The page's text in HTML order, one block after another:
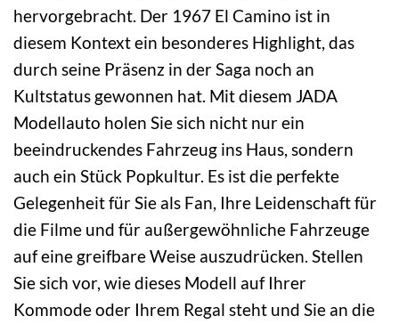
hervorgebracht. Der 1967 El Camino ist in
diesem Kontext ein besonderes Highlight, das
durch seine Präsenz in der Saga noch an
Kultstatus gewonnen hat. Mit diesem JADA
Modellauto holen Sie sich nicht nur ein
beeindruckendes Fahrzeug ins Haus, sondern
auch ein Stück Popkultur. Es ist die perfekte
Gelegenheit für Sie als Fan, Ihre Leidenschaft für
die Filme und für außergewöhnliche Fahrzeuge
auf eine greifbare Weise auszudrücken. Stellen
Sie sich vor, wie dieses Modell auf Ihrer
Kommode oder Ihrem Regal steht und Sie an die